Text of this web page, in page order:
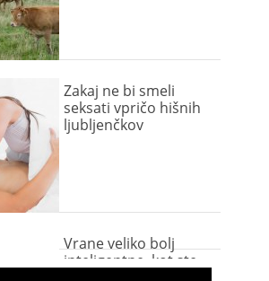
Zakaj ne bi smeli
seksati vpričo hišnih
ljubljenčkov
Vrane veliko bolj
inteligentne, kot ste